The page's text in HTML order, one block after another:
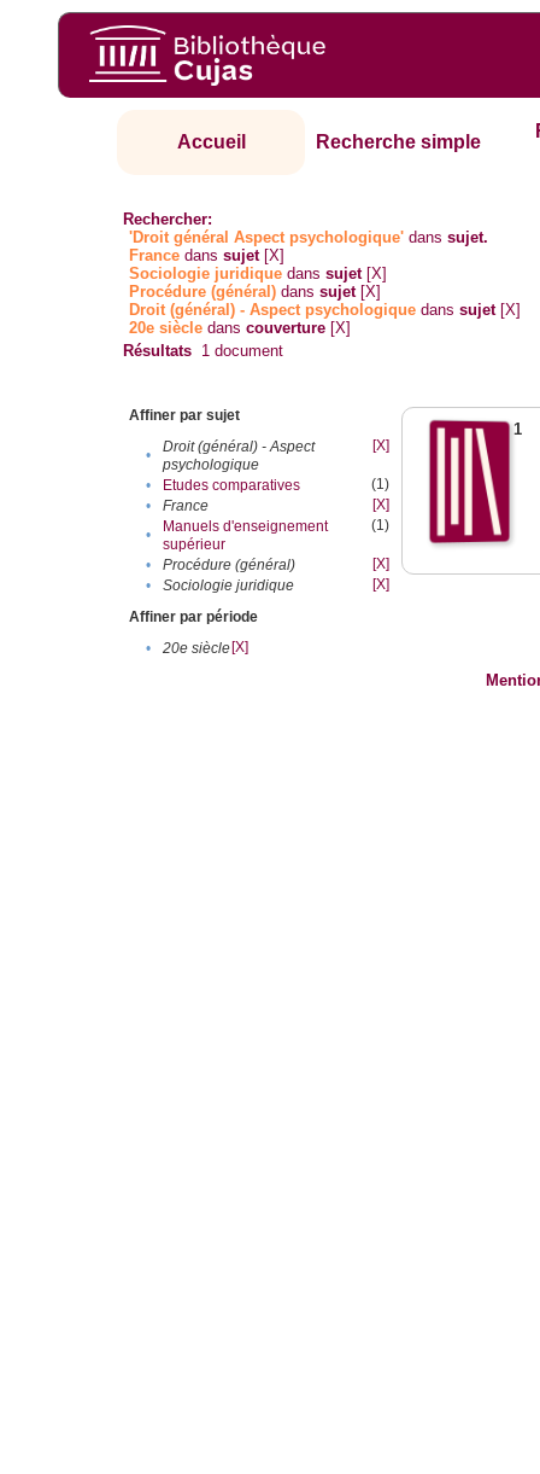
Accueil Recherche simple
Rechercher:
'Droit général Aspect psychologique' danssujet.
France danssujet [X]
Sociologie juridique danssujet [X]
Procédure (général) danssujet [X]
Droit (général) - Aspect psychologique danssujet [X]
20e siècle danscouverture [X]
Résultats 1 document
Affiner par sujet
•
Droit (général) - Aspect
psychologique
[X]
• Etudes comparatives
(1)
•
France
[X]
•
Manuels d'enseignement
supérieur
(1)
• Procédure (général)
[X]
•
Sociologie juridique
[X]
Affiner par période
•
20e siècle[X]
1